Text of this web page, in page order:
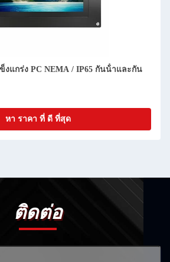
แกร่ง PC NEMA / IP65 กันน้ําและกัน
หา ราคา ที่ ดี ที่สุด
ติดต่อ